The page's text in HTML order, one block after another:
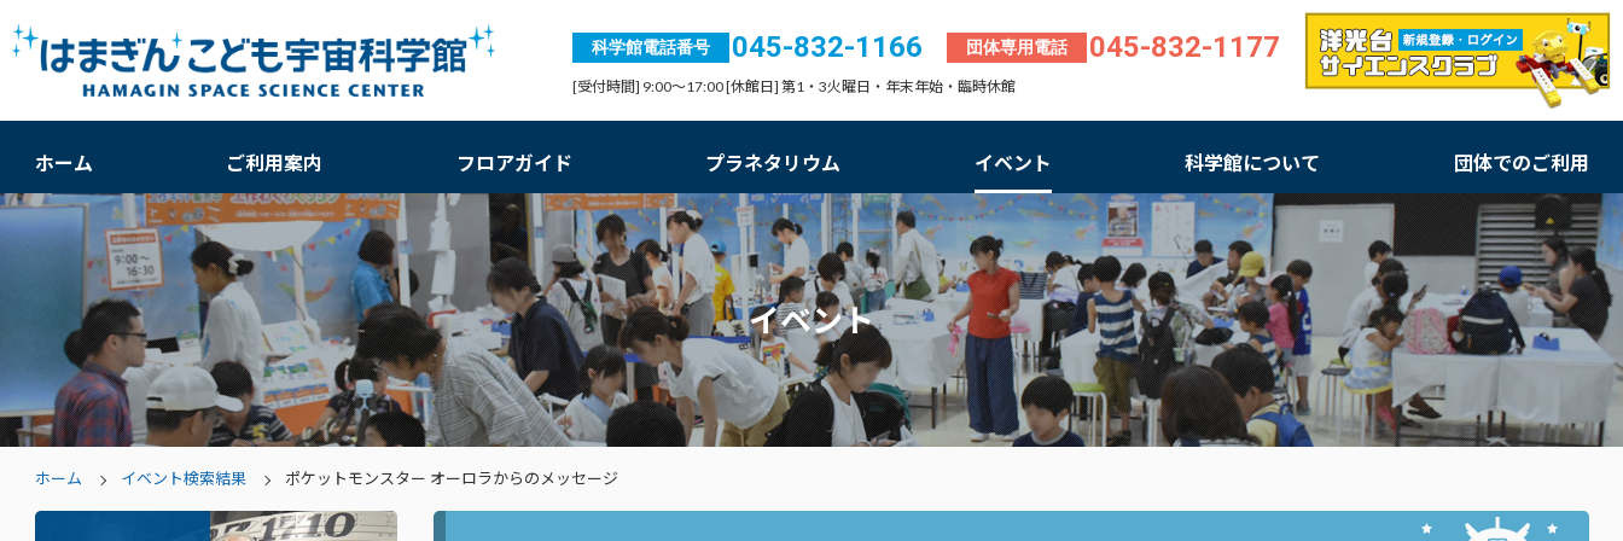
科学館電話番号 045-832-1166 団体専用電話 045-832-1177
[受付時間] 9:00～17:00 [休館日] 第1・3火曜日・年末年始・臨時休館
ホーム ご利用案内 フロアガイド プラネタリウム イベント 科学館について 団体でのご利用
イベント
ホーム イベント検索結果 ポケットモンスター オーロラからのメッセージ